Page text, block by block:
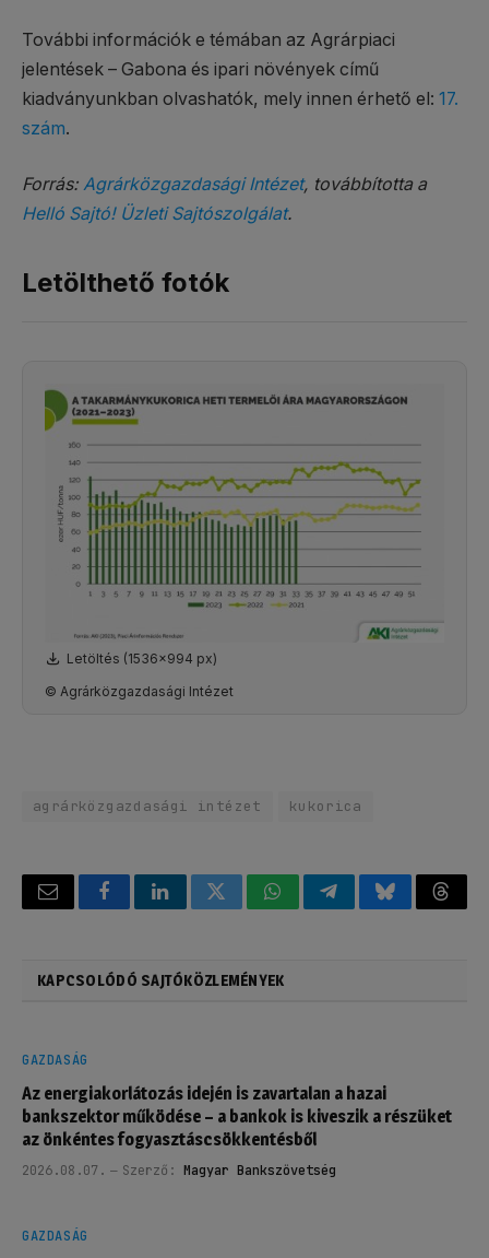
További információk e témában az Agrárpiaci
jelentések – Gabona és ipari növények című
kiadványunkban olvashatók, mely innen érhető el: 17.
szám.
Forrás: Agrárközgazdasági Intézet, továbbította a
Helló Sajtó! Üzleti Sajtószolgálat.
Letölthető fotók
Letöltés (1536x994 px)
© Agrárközgazdasági Intézet
agrárközgazdasági intézet kukorica
Email FacebookLinkedInTwitterWhatsAppTelegramBluesky
KAPCSOLÓDÓ SAJTÓKÖZLEMÉNYEK
GAZDASÁG
Az energiakorlátozás idején is zavartalan a hazai
bankszektor működése – a bankok is kiveszik a részüket
az önkéntes fogyasztáscsökkentésből
2026.08.07. Szerző: Magyar Bankszövetség
GAZDASÁG